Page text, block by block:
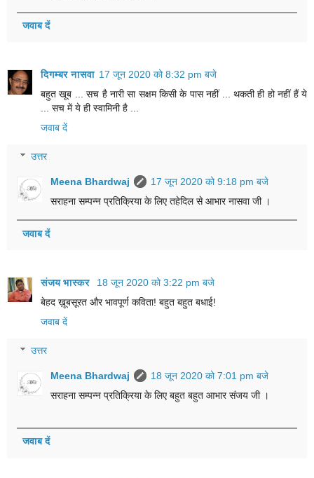
जवाब दें
दिगम्बर नासवा 17 जून 2020 को 8:32 pm बजे
बहुत खूब ... सच है नारी सा सक्षम किसी के पास नहीं ... थकती ही हो नहीं हैं ये
... सच में ये ही स्वामिनी है ...
जवाब दें
उत्तर
Meena Bhardwaj
17 जून 2020 को 9:18 pm बजे
सराहना सम्पन्न प्रतिक्रिया के लिए तहेदिल से आभार नासवा जी ।
जवाब दें
संजय भास्‍कर
18 जून 2020 को 3:22 pm बजे
बेहद ख़ूबसूरत और भावपूर्ण कविता! बहुत बहुत बधाई!
जवाब दें
उत्तर
Meena Bhardwaj
18 जून 2020 को 7:01 pm बजे
सराहना सम्पन्न प्रतिक्रिया के लिए बहुत बहुत आभार संजय जी ।
जवाब दें